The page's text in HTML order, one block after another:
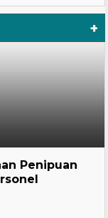
+
Penipuan